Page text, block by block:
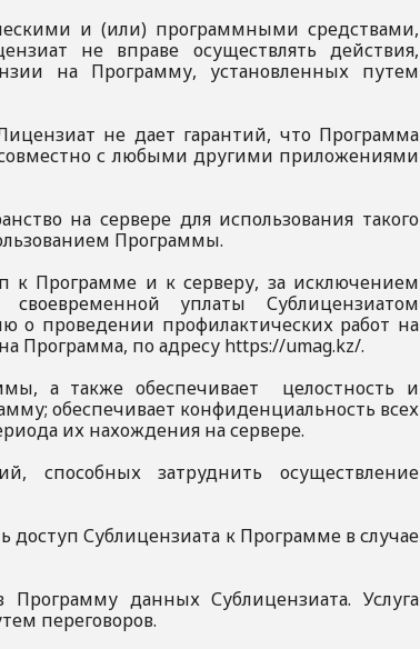
и (или) программными средствами,
не вправе осуществлять действия,
на Программу, установленных путем
не дает гарантий, что Программа
с любыми другими приложениями
на сервере для использования такого
Программы.
к Программе и к серверу, за исключением
уплаты Сублицензиатом
о проведении профилактических работ на
Программа, по адресу https://umag.kz/.
а также обеспечивает целостность и
обеспечивает конфиденциальность всех
их нахождения на сервере.
способных затруднить осуществление
доступ Сублицензиата к Программе в случае
данных Сублицензиата. Услуга
переговоров.